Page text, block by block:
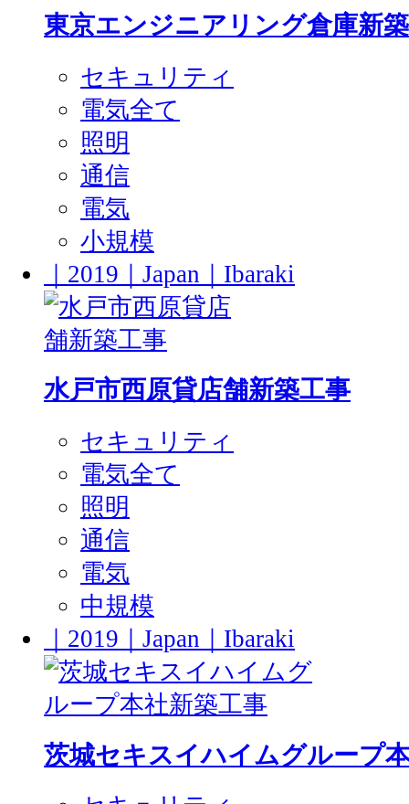
東京エンジニアリング倉庫新
セキュリティ
電気全て
照明
通信
電気
小規模
｜2019｜Japan｜Ibaraki
水戸市西原貸店舗新築工事
セキュリティ
電気全て
照明
通信
電気
中規模
｜2019｜Japan｜Ibaraki
茨城セキスイハイムグループ